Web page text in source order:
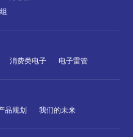
消费类电子 电子雷管
品规划 我们的未来